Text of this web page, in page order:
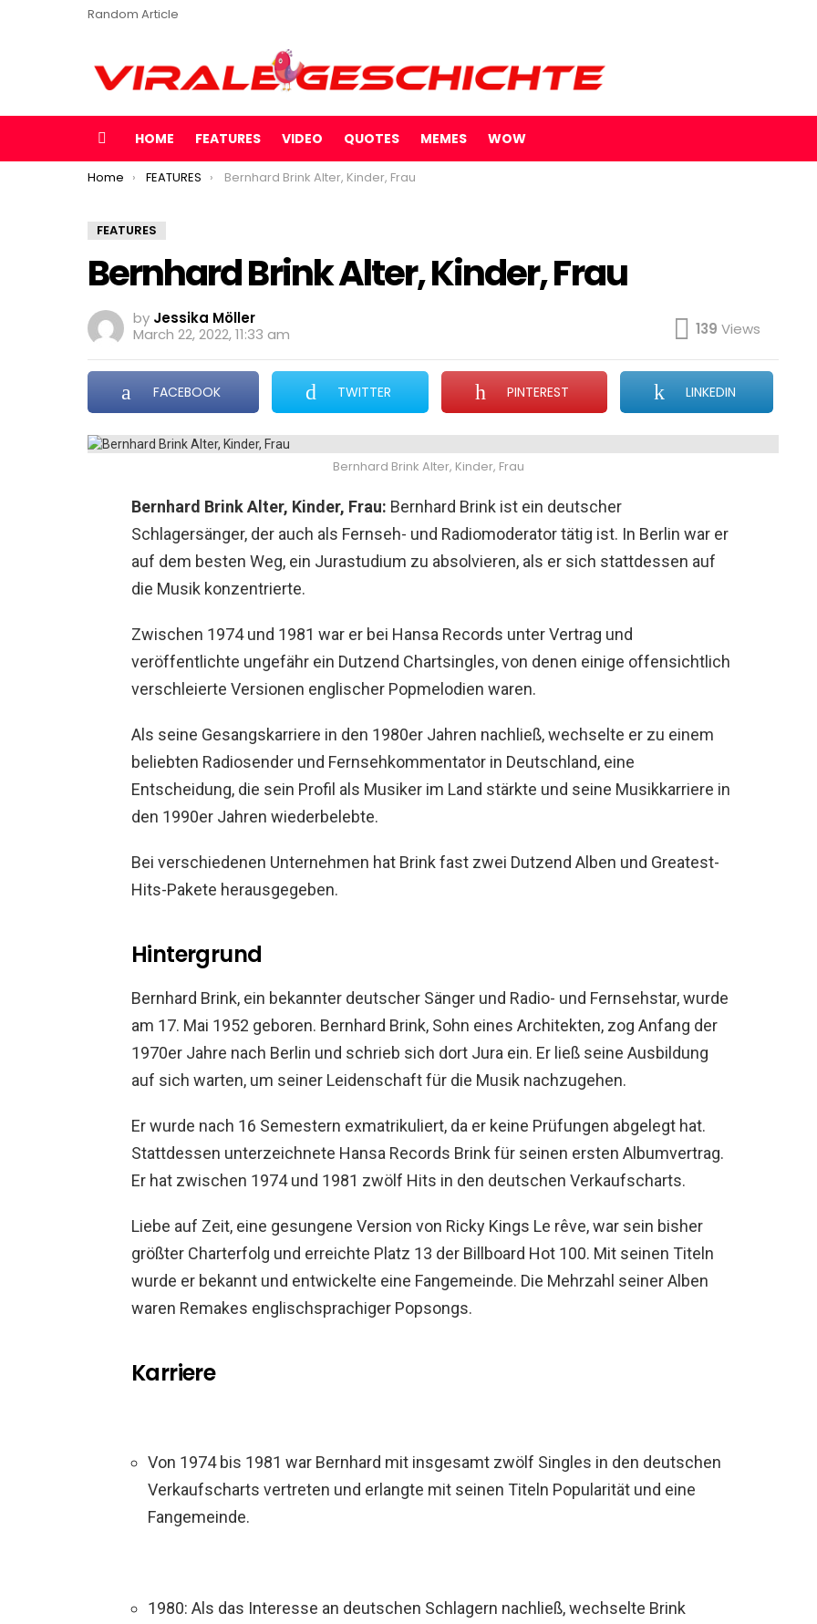
Random Article
HOME FEATURES VIDEO QUOTES MEMES WOW
You are here:
Home FEATURES Bernhard Brink Alter, Kinder, Frau
FEATURES
Bernhard Brink Alter, Kinder, Frau
by Jessika Möller
March 22, 2022, 11:33 am
139 Views
FACEBOOK TWITTER PINTEREST LINKEDIN
Bernhard Brink Alter, Kinder, Frau
Bernhard Brink Alter, Kinder, Frau: Bernhard Brink ist ein deutscher
Schlagersänger, der auch als Fernseh- und Radiomoderator tätig ist. In Berlin war er
auf dem besten Weg, ein Jurastudium zu absolvieren, als er sich stattdessen auf
die Musik konzentrierte.
Zwischen 1974 und 1981 war er bei Hansa Records unter Vertrag und
veröffentlichte ungefähr ein Dutzend Chartsingles, von denen einige offensichtlich
verschleierte Versionen englischer Popmelodien waren.
Als seine Gesangskarriere in den 1980er Jahren nachließ, wechselte er zu einem
beliebten Radiosender und Fernsehkommentator in Deutschland, eine
Entscheidung, die sein Profil als Musiker im Land stärkte und seine Musikkarriere in
den 1990er Jahren wiederbelebte.
Bei verschiedenen Unternehmen hat Brink fast zwei Dutzend Alben und Greatest-
Hits-Pakete herausgegeben.
Hintergrund
Bernhard Brink, ein bekannter deutscher Sänger und Radio- und Fernsehstar, wurde
am 17. Mai 1952 geboren. Bernhard Brink, Sohn eines Architekten, zog Anfang der
1970er Jahre nach Berlin und schrieb sich dort Jura ein. Er ließ seine Ausbildung
auf sich warten, um seiner Leidenschaft für die Musik nachzugehen.
Er wurde nach 16 Semestern exmatrikuliert, da er keine Prüfungen abgelegt hat.
Stattdessen unterzeichnete Hansa Records Brink für seinen ersten Albumvertrag.
Er hat zwischen 1974 und 1981 zwölf Hits in den deutschen Verkaufscharts.
Liebe auf Zeit, eine gesungene Version von Ricky Kings Le rêve, war sein bisher
größter Charterfolg und erreichte Platz 13 der Billboard Hot 100. Mit seinen Titeln
wurde er bekannt und entwickelte eine Fangemeinde. Die Mehrzahl seiner Alben
waren Remakes englischsprachiger Popsongs.
Karriere
Von 1974 bis 1981 war Bernhard mit insgesamt zwölf Singles in den deutschen
Verkaufscharts vertreten und erlangte mit seinen Titeln Popularität und eine
Fangemeinde.
1980: Als das Interesse an deutschen Schlagern nachließ, wechselte Brink